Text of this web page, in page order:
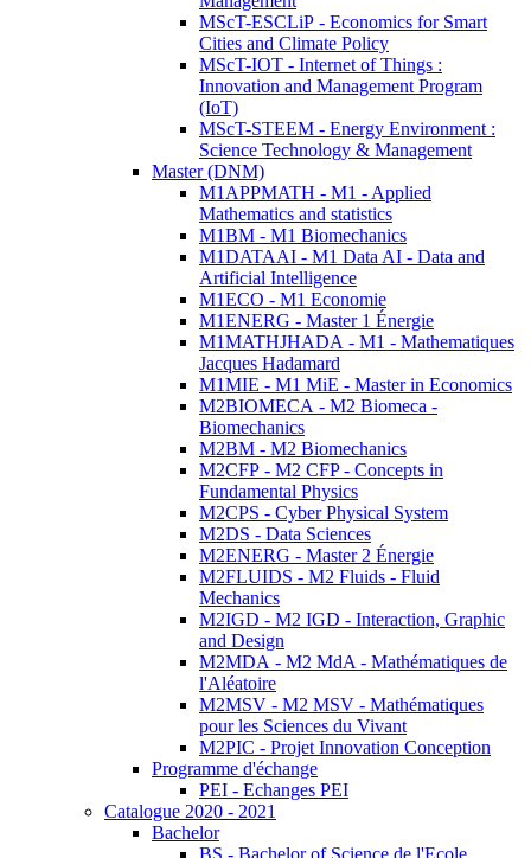
MScT-ESCLiP - Economics for Smart
Cities and Climate Policy
MScT-IOT - Internet of Things :
Innovation and Management Program
(IoT)
MScT-STEEM - Energy Environment :
Science Technology & Management
Master (DNM)
M1APPMATH - M1 - Applied
Mathematics and statistics
M1BM - M1 Biomechanics
M1DATAAI - M1 Data AI - Data and
Artificial Intelligence
M1ECO - M1 Economie
M1ENERG - Master 1 Énergie
M1MATHJHADA - M1 - Mathematiques
Jacques Hadamard
M1MIE - M1 MiE - Master in Economics
M2BIOMECA - M2 Biomeca -
Biomechanics
M2BM - M2 Biomechanics
M2CFP - M2 CFP - Concepts in
Fundamental Physics
M2CPS - Cyber Physical System
M2DS - Data Sciences
M2ENERG - Master 2 Énergie
M2FLUIDS - M2 Fluids - Fluid
Mechanics
M2IGD - M2 IGD - Interaction, Graphic
and Design
M2MDA - M2 MdA - Mathématiques de
l'Aléatoire
M2MSV - M2 MSV - Mathématiques
pour les Sciences du Vivant
M2PIC - Projet Innovation Conception
Programme d'échange
PEI - Echanges PEI
Catalogue 2020 - 2021
Bachelor
BS - Bachelor of Science de l'Ecole